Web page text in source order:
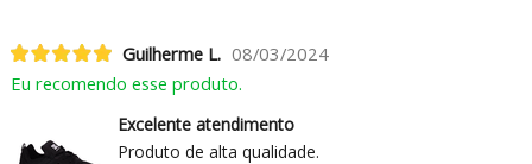
Guilherme L. 08/03/2024
Eu recomendo esse produto.
Excelente atendimento
Produto de alta qualidade.